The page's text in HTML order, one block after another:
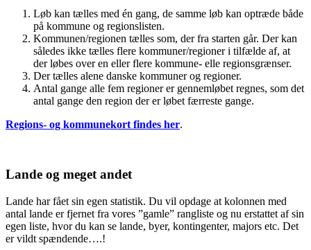
Løb kan tælles med én gang, de samme løb kan optræde både
på kommune og regionslisten.
Kommunen/regionen tælles som, der fra starten går. Der kan
således ikke tælles flere kommuner/regioner i tilfælde af, at
der løbes over en eller flere kommune- elle regionsgrænser.
Der tælles alene danske kommuner og regioner.
Antal gange alle fem regioner er gennemløbet regnes, som det
antal gange den region der er løbet færreste gange.
Regions- og kommunekort findes her.
Lande og meget andet
Lande har fået sin egen statistik. Du vil opdage at kolonnen med
antal lande er fjernet fra vores ”gamle” rangliste og nu erstattet af sin
egen liste, hvor du kan se lande, byer, kontingenter, majors etc. Det
er vildt spændende….!